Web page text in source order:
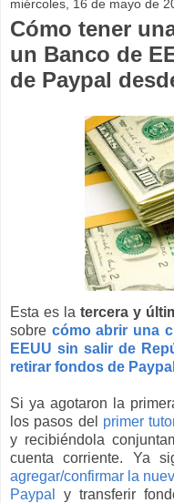
miércoles, 16 de mayo de
Cómo tener
un Banco de
de Paypal
Esta es latercera y
sobre cómo abrir una
EEUU sin salir de
retirar fondos de Paypal
Si ya agotaron la
los pasos del primer
y recibiéndola
cuenta corriente. Ya
agregar/confirmar la
Paypal
y transferir